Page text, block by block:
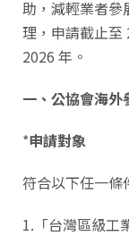
助，減輕業者參
理，申請截止至
2026 年。
一、公協會海外
*申請對象
符合以下任一條
1.「台灣區級工